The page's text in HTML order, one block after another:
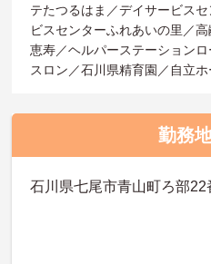
テたつるはま／デイサービス
ビスセンターふれあいの里／
恵寿／ヘルパーステーション
スロン／石川県精育園／自立
勤務
石川県七尾市青山町ろ部22